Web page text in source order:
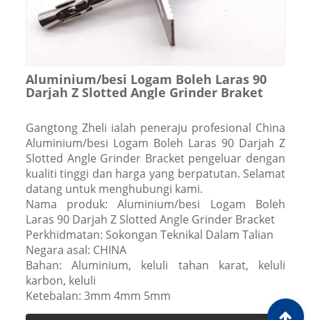
Aluminium/besi Logam Boleh Laras 90
Darjah Z Slotted Angle Grinder Braket
Gangtong Zheli ialah peneraju profesional China
Aluminium/besi Logam Boleh Laras 90 Darjah Z
Slotted Angle Grinder Bracket pengeluar dengan
kualiti tinggi dan harga yang berpatutan. Selamat
datang untuk menghubungi kami.
Nama produk: Aluminium/besi Logam Boleh
Laras 90 Darjah Z Slotted Angle Grinder Bracket
Perkhidmatan: Sokongan Teknikal Dalam Talian
Negara asal: CHINA
Bahan: Aluminium, keluli tahan karat, keluli
karbon, keluli
Ketebalan: 3mm 4mm 5mm